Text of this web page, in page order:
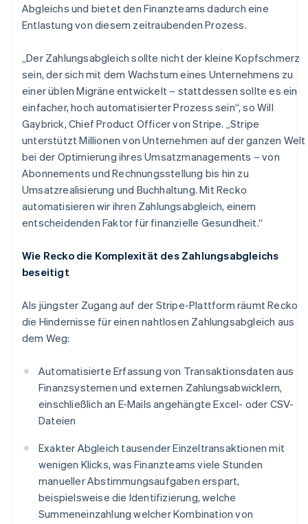
Abgleichs und bietet den Finanzteams dadurch eine
Entlastung von diesem zeitraubenden Prozess.
„Der Zahlungsabgleich sollte nicht der kleine Kopfschmerz
sein, der sich mit dem Wachstum eines Unternehmens zu
einer üblen Migräne entwickelt – stattdessen sollte es ein
einfacher, hoch automatisierter Prozess sein“, so Will
Gaybrick, Chief Product Officer von Stripe. „Stripe
unterstützt Millionen von Unternehmen auf der ganzen Welt
bei der Optimierung ihres Umsatzmanagements – von
Abonnements und Rechnungsstellung bis hin zu
Umsatzrealisierung und Buchhaltung. Mit Recko
automatisieren wir ihren Zahlungsabgleich, einem
entscheidenden Faktor für finanzielle Gesundheit.“
Wie Recko die Komplexität des Zahlungsabgleichs
beseitigt
Als jüngster Zugang auf der Stripe-Plattform räumt Recko
die Hindernisse für einen nahtlosen Zahlungsabgleich aus
dem Weg:
Automatisierte Erfassung von Transaktionsdaten aus
Finanzsystemen und externen Zahlungsabwicklern,
einschließlich an E-Mails angehängte Excel- oder CSV-
Dateien
Exakter Abgleich tausender Einzeltransaktionen mit
wenigen Klicks, was Finanzteams viele Stunden
manueller Abstimmungsaufgaben erspart,
beispielsweise die Identifizierung, welche
Summeneinzahlung welcher Kombination von
Australien
English
Belgien
NederlandsFrançaisDeutschEnglish
Brasilien
Português English
Bulgarien
English
Dänemark
Deutschland
Deutsch
Estland
Festlandchina
简体中文English
Finnland
Frankreich
FrançaisEnglish
Gibraltar
English
Griechenland
Indien
English
Irland
English
Italien
ItalianoEnglish